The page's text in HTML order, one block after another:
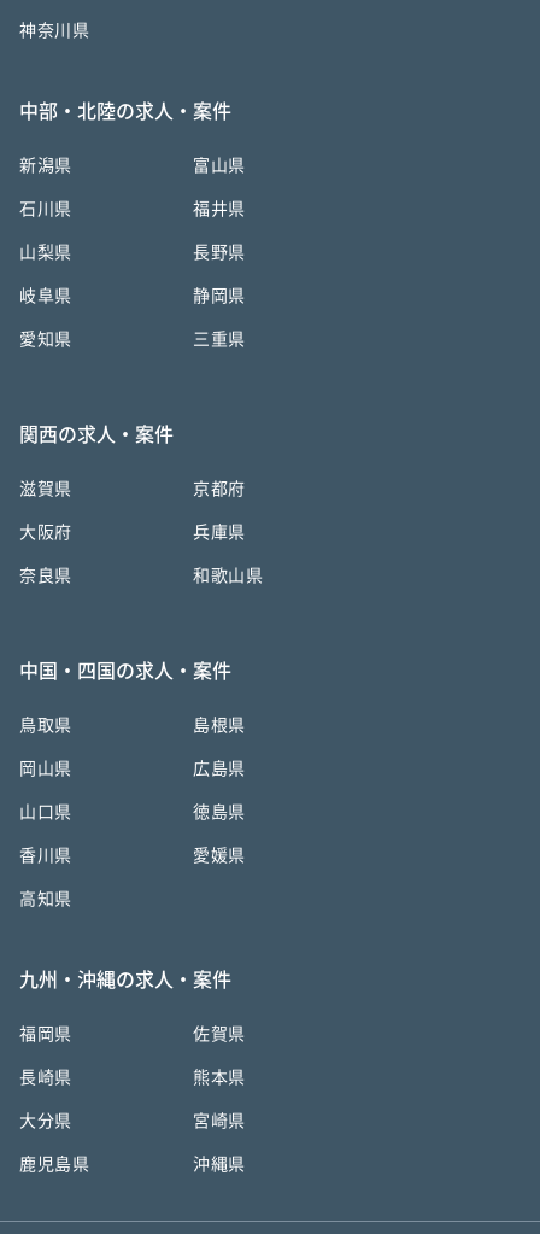
神奈川県
中部・北陸の求人・案件
新潟県 富山県
石川県 福井県
山梨県 長野県
岐阜県 静岡県
愛知県 三重県
関西の求人・案件
滋賀県 京都府
大阪府 兵庫県
奈良県 和歌山県
中国・四国の求人・案件
鳥取県 島根県
岡山県 広島県
山口県 徳島県
香川県 愛媛県
高知県
九州・沖縄の求人・案件
福岡県 佐賀県
長崎県 熊本県
大分県 宮崎県
鹿児島県 沖縄県